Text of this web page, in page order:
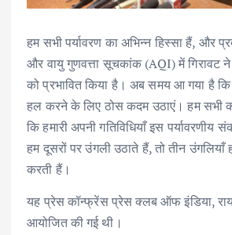
हम सभी पर्यावरण का अभिन्न हिस्सा हैं, और
और वायु गुणवत्ता सूचकांक (AQI) में गिरावट
को प्रभावित किया है। अब समय आ गया है
हल करने के लिए ठोस कदम उठाएं। हम सभी
कि हमारी अपनी गतिविधियाँ इस
हम दूसरों पर उंगली उठाते हैं, तो तीन उंगलियाँ
करती हैं।
यह प्रेस कॉन्फ्रेंस प्रेस क्लब ऑफ इंडिया,
आयोजित की गई थी।